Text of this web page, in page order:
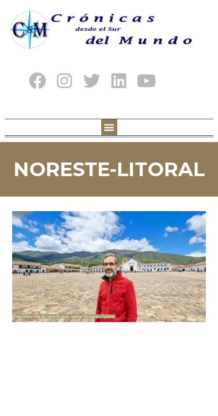
NORESTE-LITORAL